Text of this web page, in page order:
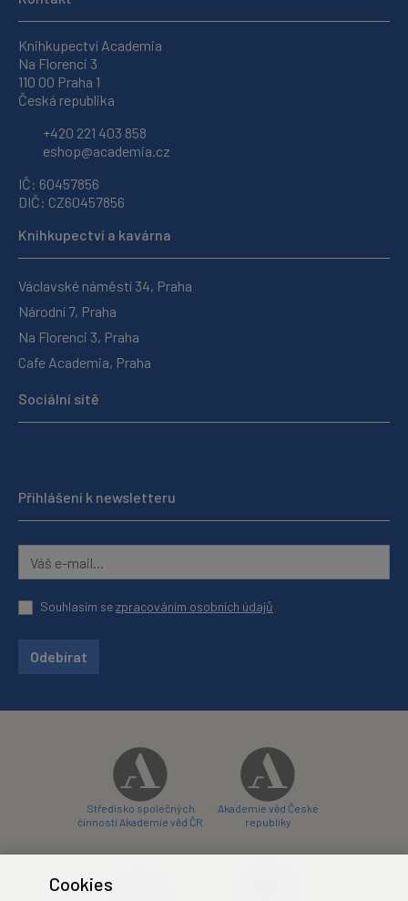
Knihkupectví Academia
Na Florenci 3
110 00 Praha 1
Česká republika
+420 221 403 858
eshop@academia.cz
IČ: 60457856
DIČ: CZ60457856
Knihkupectví a kavárna
Václavské náměstí 34, Praha
Národní 7, Praha
Na Florenci 3, Praha
Cafe Academia, Praha
Sociální sítě
Přihlášení k newsletteru
Souhlasím sezpracováním osobních údajů
Odebírat
Středisko společných
činností Akademie věd ČR
Akademie věd České
republiky
Cookies